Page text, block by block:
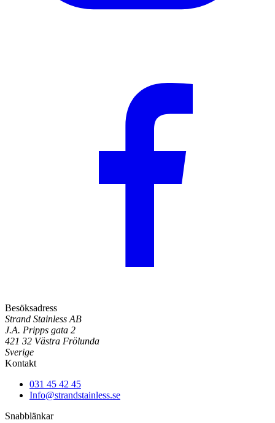
Besöksadress
Strand Stainless AB
J.A. Pripps gata 2
421 32 Västra Frölunda
Sverige
Kontakt
031 45 42 45
Info@strandstainless.se
Snabblänkar